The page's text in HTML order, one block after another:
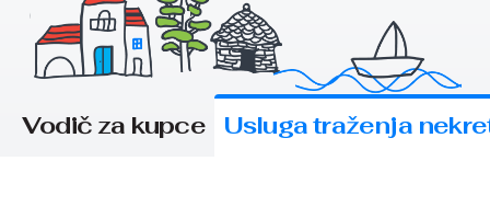
Vodič za kupce Usluga traženja